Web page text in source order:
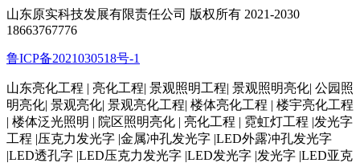
山东原实科技发展有限责任公司 版权所有 2021-2030
18663767776
鲁ICP备2021030518号-1
山东亮化工程 | 亮化工程| 景观照明工程| 景观照明亮化| 公园照
明亮化| 景观亮化| 景观亮化工程| 楼体亮化工程 | 楼宇亮化工程
| 楼体泛光照明 | 院区照明亮化 | 亮化工程 | 霓虹灯工程 |发光字
工程 |压克力发光字 |金属冲孔发光字 |LED外露冲孔发光字
|LED透孔字 |LED压克力发光字 |LED发光字 |发光字 |LED亚克